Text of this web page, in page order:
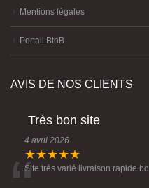
Mentions légales
Portail BtoB
AVIS DE NOS CLIENTS
Très bon site
4 avril 2026
★★★★★
Site très varié livraison rapide